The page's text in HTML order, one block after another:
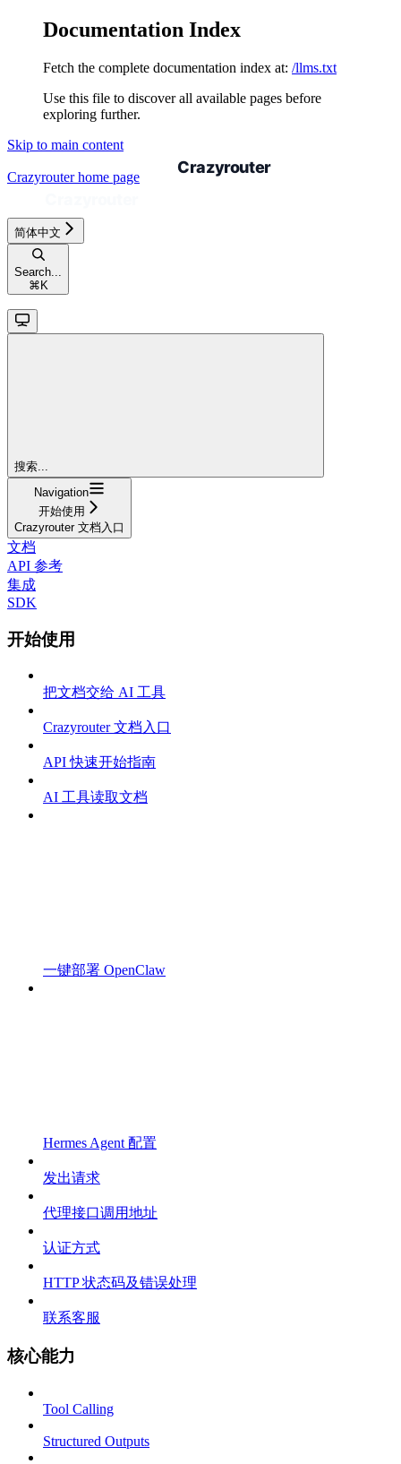
Documentation Index
Fetch the complete documentation index at: /llms.txt
Use this file to discover all available pages before
exploring further.
Skip to main content
Crazyrouterhome page
简体中文
Search...
⌘ K
搜索...
Navigation
开始使用
Crazyrouter 文档入口
文档
API 参考
集成
SDK
开始使用
把文档交给 AI 工具
Crazyrouter 文档入口
API 快速开始指南
AI 工具读取文档
一键部署 OpenClaw
Hermes Agent 配置
发出请求
代理接口调用地址
认证方式
HTTP 状态码及错误处理
联系客服
核心能力
Tool Calling
Structured Outputs